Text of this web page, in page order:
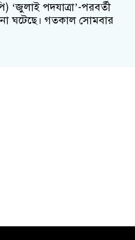
‘জুলাই পদযাত্রা’-পরবর্তী
ঘটেছে। গতকাল সোমবার